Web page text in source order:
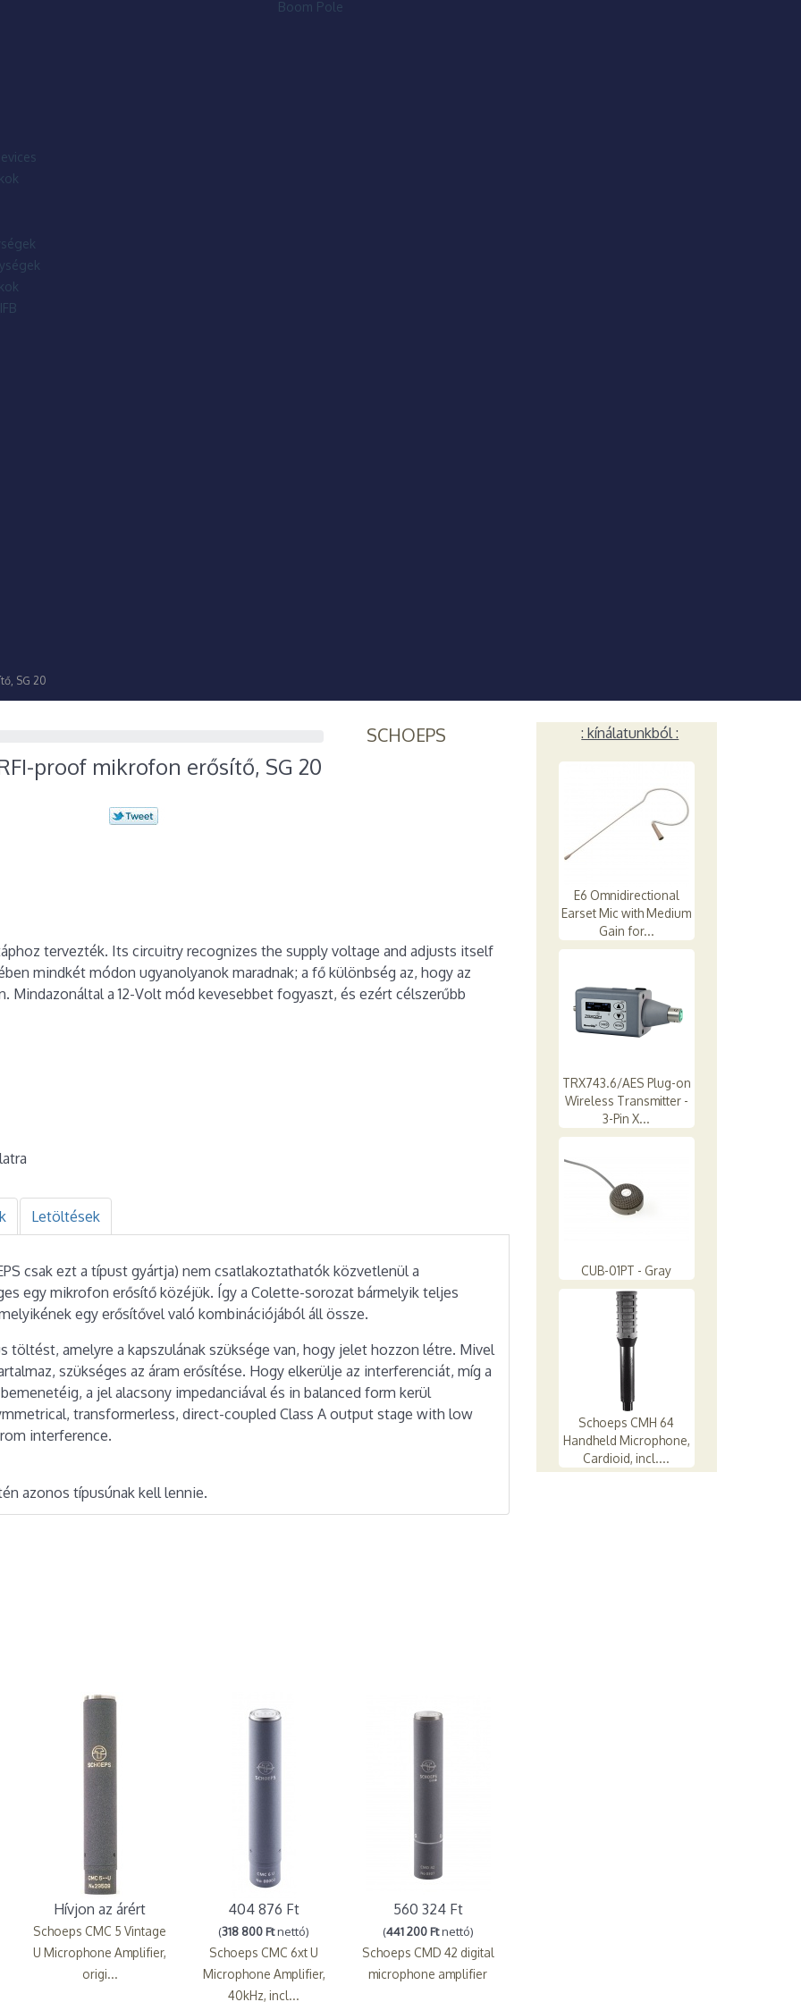
Boom Pole
SG 20
SCHOEPS
proof mikrofon erősítő, SG 20
tervezték. Its circuitry recognizes the supply voltage and adjusts itself
mindkét módon ugyanolyanok maradnak; a fő különbség az, hogy az
Mindazonáltal a 12-Volt mód kevesebbet fogyaszt, és ezért célszerűbb
Letöltések
csak ezt a típust gyártja) nem csatlakoztathatók közvetlenül a
egy mikrofon erősítő közéjük. Így a Colette-sorozat bármelyik teljes
egy erősítővel való kombinációjából áll össze.
amelyre a kapszulának szüksége van, hogy jelet hozzon létre. Mivel
szükséges az áram erősítése. Hogy elkerülje az interferenciát, míg a
a jel alacsony impedanciával és in balanced form kerül
transformerless, direct-coupled Class A output stage with low
interference.
azonos típusúnak kell lennie.
Hívjon az árért
Schoeps CMC 5 Vintage
U Microphone Amplifier,
origi...
404 876 Ft
(318 800 Ftnettó)
Schoeps CMC 6xt U
Microphone Amplifier,
40kHz, incl...
560 324 Ft
(441 200 Ftnettó)
Schoeps CMD 42 digital
microphone amplifier
: kínálatunkból :
E6 Omnidirectional
Earset Mic with Medium
Gain for...
TRX743.6/AES Plug-on
Wireless Transmitter -
3-Pin X...
CUB-01PT - Gray
Schoeps CMH 64
Handheld Microphone,
Cardioid, incl....